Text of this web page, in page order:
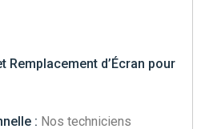
Remplacement d’Écran pour
: Nos techniciens